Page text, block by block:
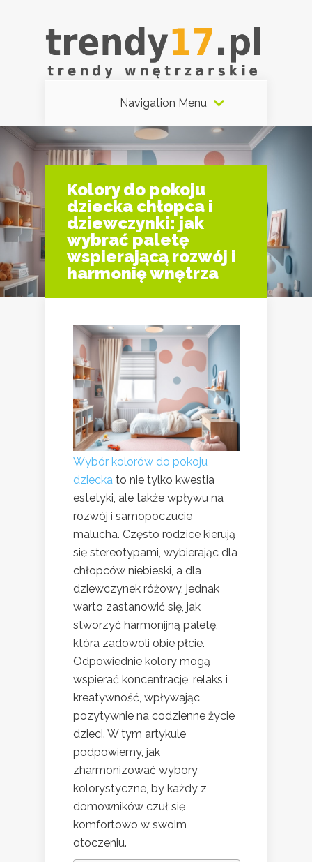
Navigation Menu
Kolory do pokoju
dziecka chłopca i
dziewczynki: jak
wybrać paletę
wspierającą rozwój i
harmonię wnętrza
Wybór kolorów do pokoju
dziecka to nie tylko kwestia
estetyki, ale także wpływu na
rozwój i samopoczucie
malucha. Często rodzice kierują
się stereotypami, wybierając dla
chłopców niebieski, a dla
dziewczynek różowy, jednak
warto zastanowić się, jak
stworzyć harmonijną paletę,
która zadowoli obie płcie.
Odpowiednie kolory mogą
wspierać koncentrację, relaks i
kreatywność, wpływając
pozytywnie na codzienne życie
dzieci. W tym artykule
podpowiemy, jak
zharmonizować wybory
kolorystyczne, by każdy z
domowników czuł się
komfortowo w swoim
otoczeniu.